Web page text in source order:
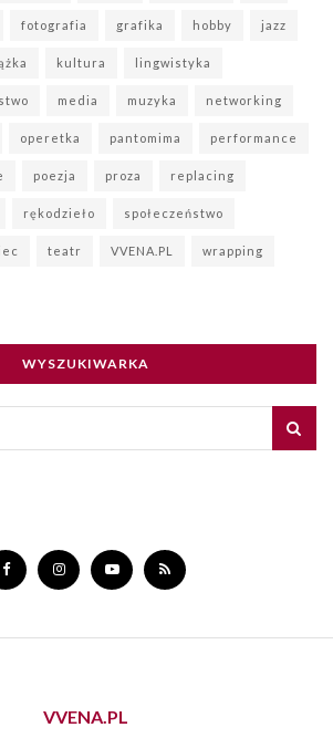
fotografia grafika hobby jazz
kultura lingwistyka
media muzyka networking
operetka pantomima performance
poezja proza replacing
rękodzieło społeczeństwo
teatr VVENA.PL wrapping
WYSZUKIWARKA
VVENA.PL